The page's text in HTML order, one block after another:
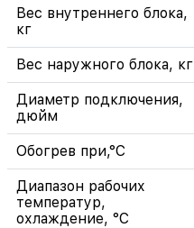
Вес внутреннего блока,
кг
Вес наружного блока, кг
Диаметр подключения,
дюйм
Обогрев при,°C
Диапазон рабочих
температур,
охлаждение, °C